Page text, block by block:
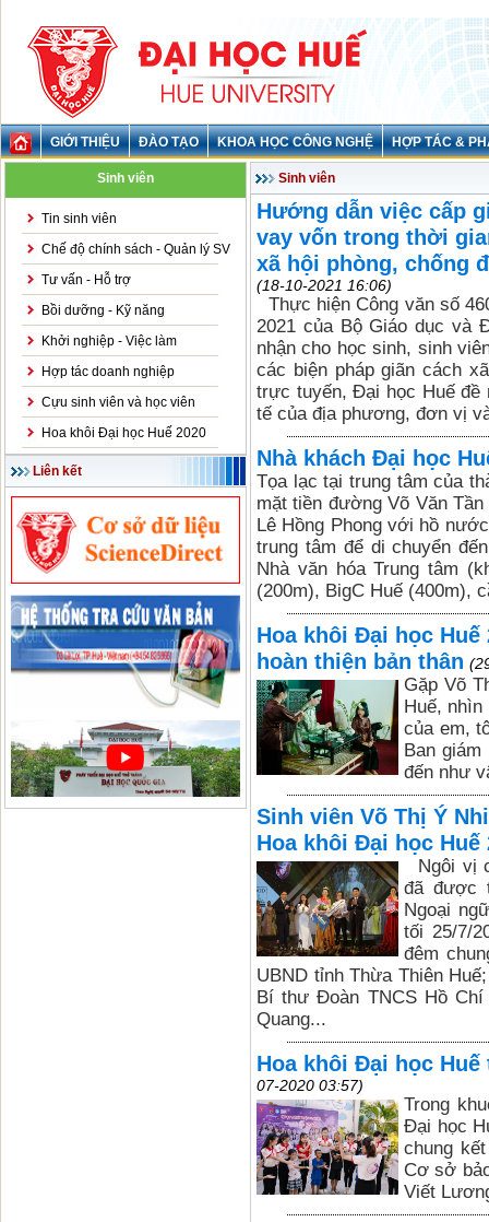
GIỚI THIỆU ĐÀO TẠO KHOA HỌC CÔNG NGHỆ HỢP TÁC &
Sinh viên
Tin sinh viên
Chế độ chính sách - Quản lý SV
Tư vấn - Hỗ trợ
Bồi dưỡng - Kỹ năng
Khởi nghiệp - Việc làm
Hợp tác doanh nghiệp
Cựu sinh viên và học viên
Hoa khôi Đại học Huế 2020
Liên kết
Sinh viên
Hướng dẫn việc cấp
vay vốn trong thời
xã hội phòng, chống
(18-10-2021 16:06)
Thực hiện Công văn số
2021 của Bộ Giáo dục và
nhận cho học sinh, sinh
các biện pháp giãn cách
trực tuyến, Đại học Huế
tế của địa phương, đơn vị
Nhà khách Đại học
Tọa lạc tại trung tâm của
mặt tiền đường Võ Văn
Lê Hồng Phong với hồ
trung tâm để di chuyển
Nhà văn hóa Trung tâm
(200m), BigC Huế (400m),
Hoa khôi Đại học
hoàn thiện bản thân
Gặp Võ
Huế,
của em,
Ban
đến như
Sinh viên Võ Thị Ý
Hoa khôi Đại học Huế
Ngôi vị
đã được
Ngoại
tối 25/7/
đêm
UBND tỉnh Thừa Thiên
Bí thư Đoàn TNCS Hồ Chí
Quang...
Hoa khôi Đại học
07-2020 03:57)
Trong
Đại học
chung
Cơ sở
Viết